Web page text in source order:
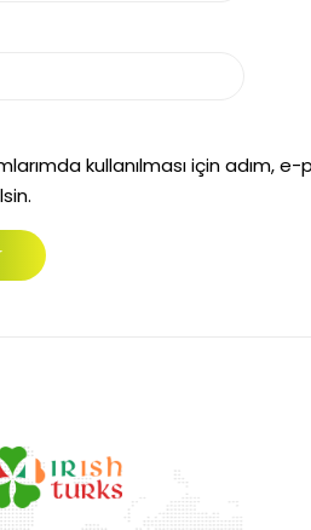
kullanılması için adım,